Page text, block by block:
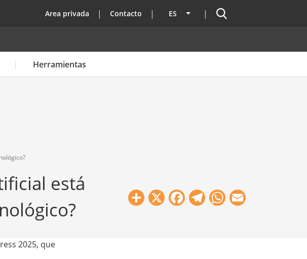
top
Area privada Contacto ES Lista adicional de acciones
Buscador
Herramientas
está
Share
X Facebook
Telegram
WhatsApp
2025, que